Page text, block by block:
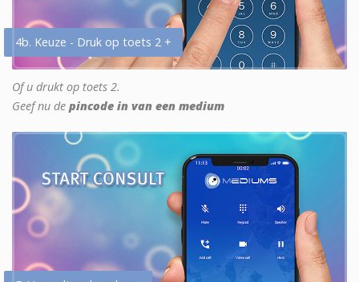
4b. Keuze - Druk op toets 2 +
Of u drukt op toets 2.
Geef nu de pincode in van een medium